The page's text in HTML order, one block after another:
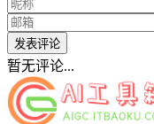
发表评论
暂无评论...